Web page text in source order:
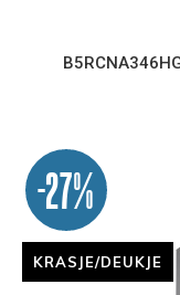
-27%
KRASJE/DEUKJE